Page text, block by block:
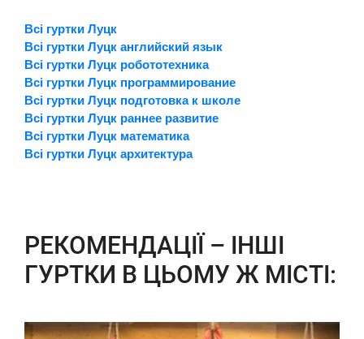
Всі гуртки Луцк
Всі гуртки Луцк английский язык
Всі гуртки Луцк робототехника
Всі гуртки Луцк программирование
Всі гуртки Луцк подготовка к школе
Всі гуртки Луцк раннее развитие
Всі гуртки Луцк математика
Всі гуртки Луцк архитектура
РЕКОМЕНДАЦІЇ – ІНШІ
ГУРТКИ В ЦЬОМУ Ж МІСТІ: